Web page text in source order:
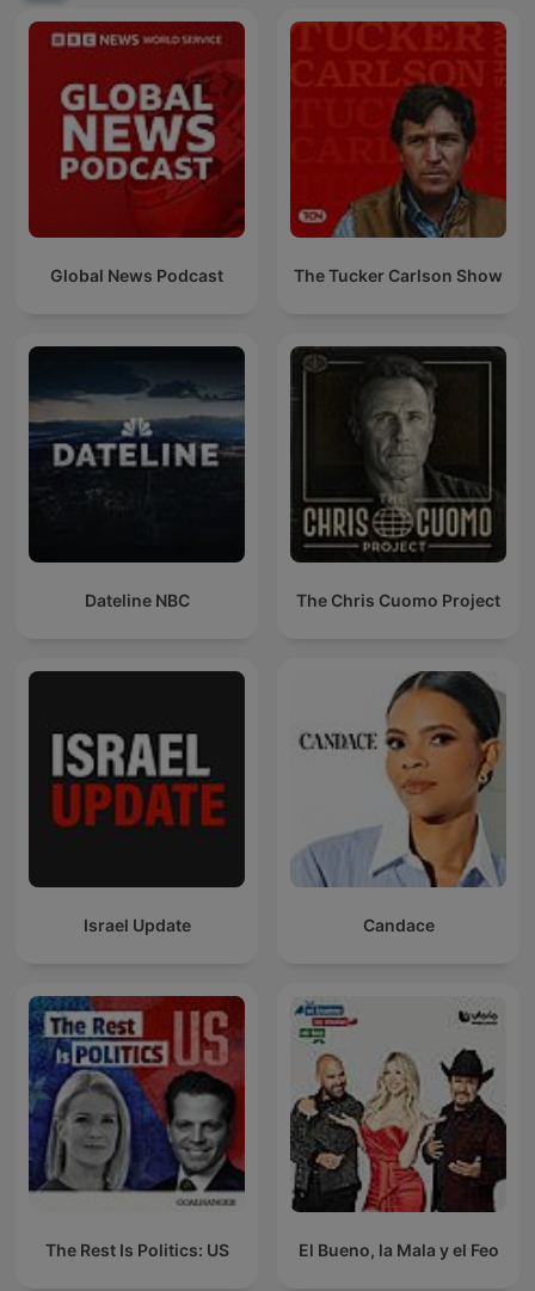
Global News Podcast The Tucker Carlson Show
Dateline NBC The Chris Cuomo Project
Israel Update Candace
The Rest Is Politics: US El Bueno, la Mala y el Feo